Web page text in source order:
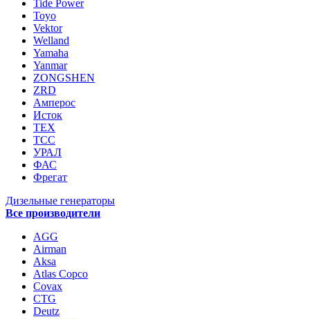
Tide Power
Toyo
Vektor
Welland
Yamaha
Yanmar
ZONGSHEN
ZRD
Амперос
Исток
ТЕХ
ТСС
УРАЛ
ФАС
Фрегат
Дизельные генераторы
Все производители
AGG
Airman
Aksa
Atlas Copco
Covax
CTG
Deutz